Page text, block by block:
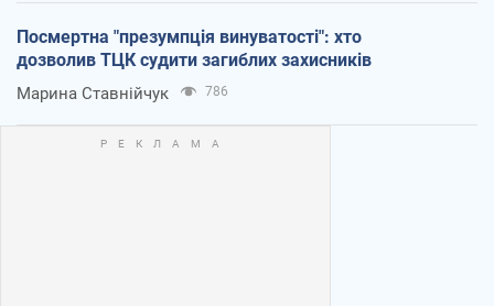
Посмертна "презумпція винуватості": хто
дозволив ТЦК судити загиблих захисників
Марина Ставнійчук 786